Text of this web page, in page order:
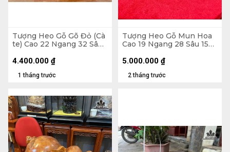
Tượng Heo Gỗ Gõ Đỏ (Cà
te) Cao 22 Ngang 32 Sâu
1 tháng trước
4.400.000 ₫
Tượng Heo Gỗ Mun Hoa
Cao 19 Ngang 28 Sâu 15
2 tháng trước
5.000.000 ₫